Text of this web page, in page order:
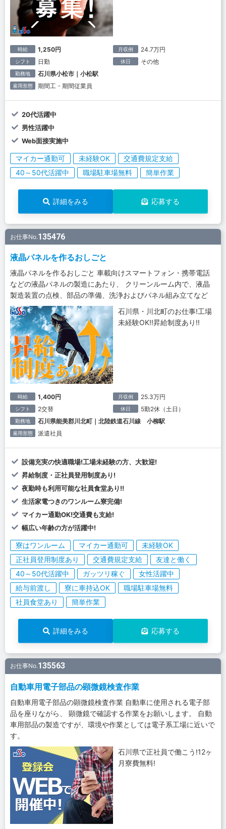
時給 1,250円 月収例 24.7万円
シフト 日勤 休日 その他
勤務地 石川県小松市｜小松駅
雇用形態 期間工・期間従業員
20代活躍中
男性活躍中
Web面接実施中
マイカー通勤可 未経験OK
交通費規定支給
40～50代活躍中
職場駐車場無料 簡単作業
詳細をみる 応募する
お仕事No.135476
液晶パネルを作るおしごと
液晶パネルを作るおしごと 車載向けスマートフォン・携帯電話
などの液晶パネルの製造にあたり、 クリーンルーム内で、液晶
製造装置の点検、部品の準備、洗浄およびパネル組み立てなど
石川県・川北町のお仕事!工場
未経験OK!!昇給制度あり!!
時給 1,400円 月収例 25.3万円
シフト 2交替 休日 5勤2休（土日）
勤務地 石川県能美郡川北町｜北陸鉄道石川線 小柳駅
雇用形態 派遣社員
設備充実の快適職場!工場未経験の方、大歓迎!
昇給制度・正社員登用制度あり!
夜勤時も利用可能な社員食堂あり!!
生活家電つきのワンルーム寮完備!
マイカー通勤OK!交通費も支給!
幅広い年齢の方が活躍中!
寮はワンルーム マイカー通勤可
未経験OK
正社員登用制度あり
交通費規定支給
友達と働く
40～50代活躍中
ガッツリ稼ぐ
女性活躍中
給与前渡し
寮に車持込OK
職場駐車場無料
社員食堂あり
簡単作業
詳細をみる 応募する
お仕事No.135563
自動車用電子部品の顕微鏡検査作業
自動車用電子部品の顕微鏡検査作業 自動車に使用される電子部
品を座りながら、 顕微鏡で確認する作業をお願いします。 自動
車用部品の製造ですが、環境や作業としては電子系工場に近いで
す。
石川県で正社員で働こう!12ヶ
月寮費無料!